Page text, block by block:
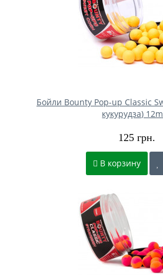
Бойли Bounty Pop-up Classic
кукурудза)
125 грн.
В корзину